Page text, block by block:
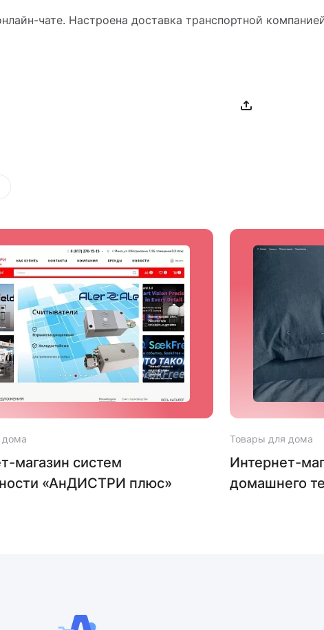
чате. Настроена доставка транспортной
дома
магазин систем
«АнДИСТРИ плюс»
Товары для дома
Интернет-
домашнего